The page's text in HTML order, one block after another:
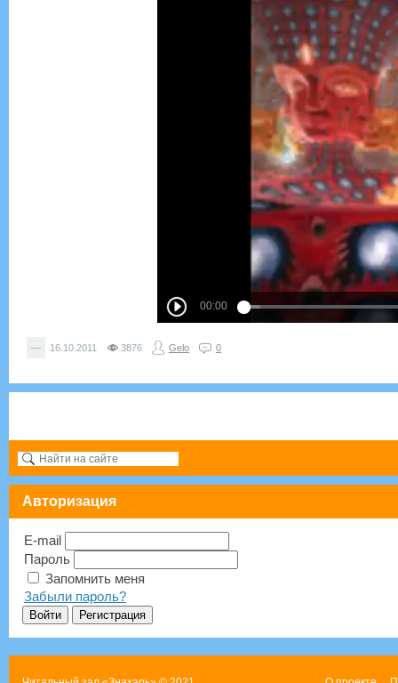
— 16.10.2011 3876 Gelo 0
Авторизация
E-mail
Пароль
Запомнить меня
Забыли пароль?